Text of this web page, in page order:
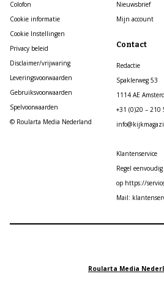
Colofon
Cookie informatie
Cookie Instellingen
Privacy beleid
Disclaimer/vrijwaring
Leveringsvoorwaarden
Gebruiksvoorwaarden
Spelvoorwaarden
© Roularta Media Nederland
Nieuwsbrief
Mijn account
Contact
Redactie
Spaklerweg 53
1114 AE
+31 (0)20 – 210
Klantenservice
Regel
op https://
Mail:
Roularta Media